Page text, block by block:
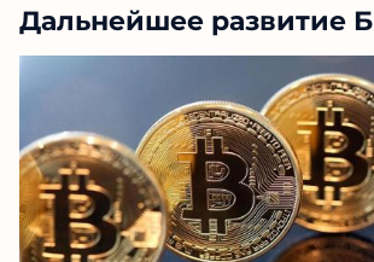
Дальнейшее развитие